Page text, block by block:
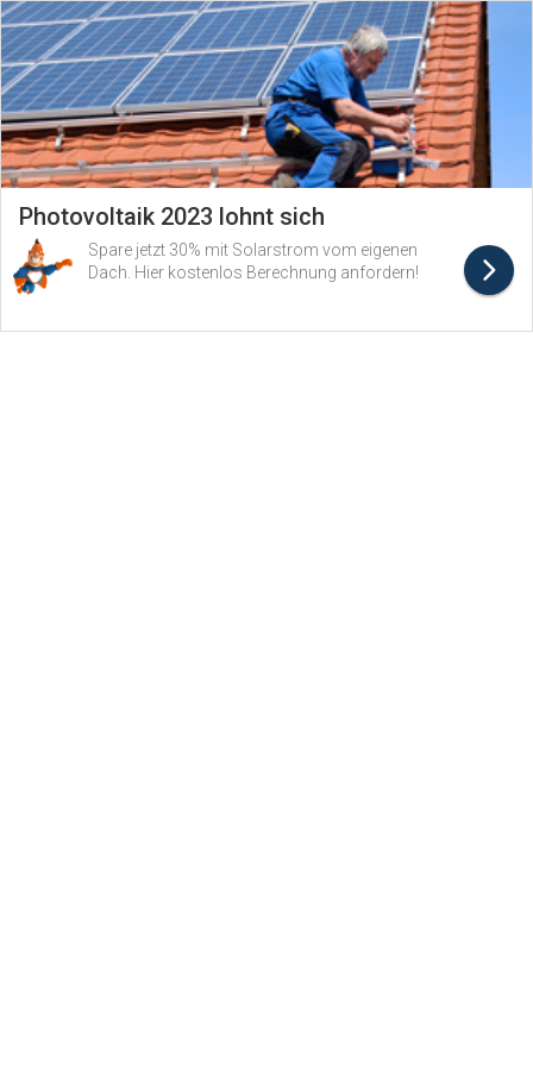
Photovoltaik 2023 lohnt sich
Spare jetzt 30% mit Solarstrom vom eigenen
Dach. Hier kostenlos Berechnung anfordern!